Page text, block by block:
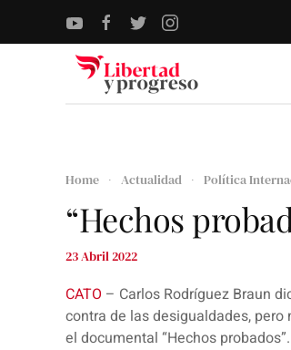
Skip to main content
Home Actualidad Política
“Hechos
23 Abril 2022
CATO – Carlos Rodríguez Braun
contra de las desigualdades,
el documental “Hechos probados”.